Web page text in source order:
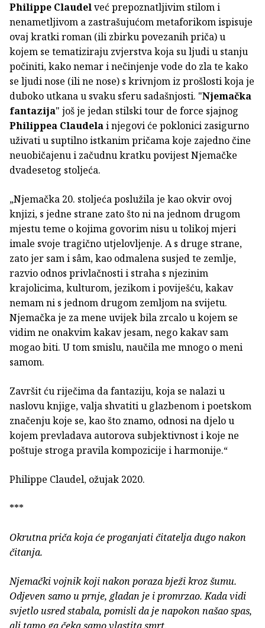
Philippe Claudelveć prepoznatljivim stilom i
nenametljivom a zastrašujućom metaforikom ispisuje
ovaj kratki roman (ili zbirku povezanih priča) u
kojem se tematiziraju zvjerstva koja su ljudi u stanju
počiniti, kako nemar i nečinjenje vode do zla te kako
se ljudi nose (ili ne nose) s krivnjom iz prošlosti koja je
duboko utkana u svaku sferu sadašnjosti. "Njemačka
fantazija" još je jedan stilski tour de force sjajnog
Philippea Claudelai njegovi će poklonici zasigurno
uživati u suptilno istkanim pričama koje zajedno čine
neuobičajenu i začudnu kratku povijest Njemačke
dvadesetog stoljeća.
„Njemačka 20. stoljeća poslužila je kao okvir ovoj
knjizi, s jedne strane zato što ni na jednom drugom
mjestu teme o kojima govorim nisu u tolikoj mjeri
imale svoje tragično utjelovljenje. A s druge strane,
zato jer sam i sâm, kao odmalena susjed te zemlje,
razvio odnos privlačnosti i straha s njezinim
krajolicima, kulturom, jezikom i poviješću, kakav
nemam ni s jednom drugom zemljom na svijetu.
Njemačka je za mene uvijek bila zrcalo u kojem se
vidim ne onakvim kakav jesam, nego kakav sam
mogao biti. U tom smislu, naučila me mnogo o meni
samom.
Završit ću riječima da fantaziju, koja se nalazi u
naslovu knjige, valja shvatiti u glazbenom i poetskom
značenju koje se, kao što znamo, odnosi na djelo u
kojem prevladava autorova subjektivnost i koje ne
poštuje stroga pravila kompozicije i harmonije.“
Philippe Claudel, ožujak 2020.
***
Okrutna priča koja će proganjati čitatelja dugo nakon
čitanja.
Njemački vojnik koji nakon poraza bježi kroz šumu.
Odjeven samo u prnje, gladan je i promrzao. Kada vidi
svjetlo usred stabala, pomisli da je napokon našao spas,